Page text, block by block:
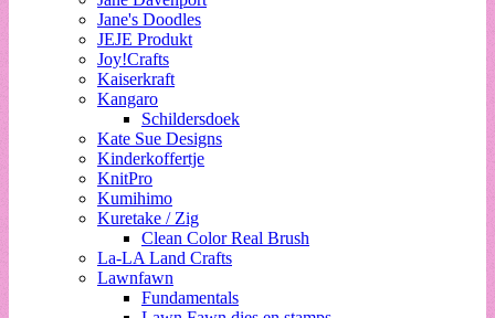
Jane's Doodles
JEJE Produkt
Joy!Crafts
Kaiserkraft
Kangaro
Schildersdoek
Kate Sue Designs
Kinderkoffertje
KnitPro
Kumihimo
Kuretake / Zig
Clean Color Real Brush
La-LA Land Crafts
Lawnfawn
Fundamentals